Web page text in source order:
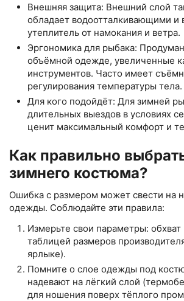
Внешняя защита: Внешний слой
обладает водоотталкивающими
утеплитель от намокания и ветра.
Эргономика для рыбака:
объёмной одежде, увеличенные
инструментов. Часто имеет
регулирования температуры тела.
Для кого подойдёт: Для зимней
длительных выездов в условиях
ценит максимальный комфорт и
Как правильно
зимнего костюма?
Ошибка с размером может свести на
одежды. Соблюдайте эти правила:
Измерьте свои параметры:
таблицей размеров
ярлыке).
Помните о слое одежды под
надевают на лёгкий слой
для ношения поверх тёплого